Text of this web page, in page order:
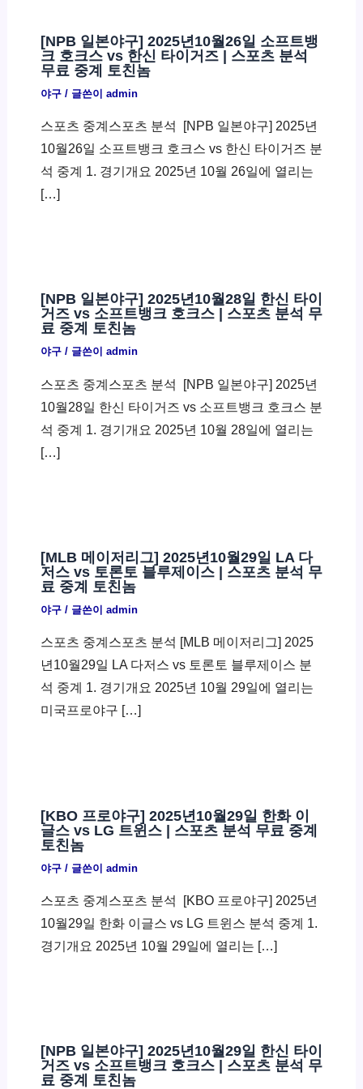
[NPB 일본야구] 2025년10월26일 소프트뱅
크 호크스 vs 한신 타이거즈 | 스포츠 분석
무료 중계 토친놈
야구/ 글쓴이 admin
스포츠 중계스포츠 분석 ​ [NPB 일본야구] 2025년
10월26일 소프트뱅크 호크스 vs 한신 타이거즈 분
석 중계 1. 경기개요 2025년 10월 26일에 열리는
[…]
[NPB 일본야구] 2025년10월28일 한신 타이
거즈 vs 소프트뱅크 호크스 | 스포츠 분석 무
료 중계 토친놈
야구/ 글쓴이 admin
스포츠 중계스포츠 분석 ​ [NPB 일본야구] 2025년
10월28일 한신 타이거즈 vs 소프트뱅크 호크스 분
석 중계 1. 경기개요 2025년 10월 28일에 열리는
[…]
[MLB 메이저리그] 2025년10월29일 LA 다
저스 vs 토론토 블루제이스 | 스포츠 분석 무
료 중계 토친놈
야구/ 글쓴이 admin
스포츠 중계스포츠 분석 [MLB 메이저리그] 2025
년10월29일 LA 다저스 vs 토론토 블루제이스 분
석 중계 1. 경기개요 2025년 10월 29일에 열리는
미국프로야구 […]
[KBO 프로야구] 2025년10월29일 한화 이
글스 vs LG 트윈스 | 스포츠 분석 무료 중계
토친놈
야구/ 글쓴이 admin
스포츠 중계스포츠 분석 ​ [KBO 프로야구] 2025년
10월29일 한화 이글스 vs LG 트윈스 분석 중계 1.
경기개요 2025년 10월 29일에 열리는 […]
[NPB 일본야구] 2025년10월29일 한신 타이
거즈 vs 소프트뱅크 호크스 | 스포츠 분석 무
료 중계 토친놈